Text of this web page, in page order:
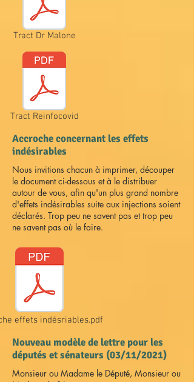
Tract Dr Malone
Tract Reinfocovid
Accroche concernant les effets
indésirables
Nous invitions chacun à imprimer, découper
le document ci-dessous et à le distribuer
autour de vous, afin qu'un plus grand nombre
d'effets indésirables suite aux injections soient
déclarés. Trop peu ne savent pas et trop peu
ne savent pas où le faire.
effets indésriables.pdf
Nouveau modèle de lettre pour les
députés et sénateurs (03/11/2021)
Monsieur ou Madame le Député, Monsieur ou